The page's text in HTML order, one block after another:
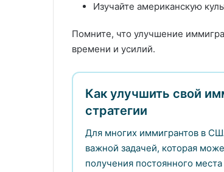
Изучайте американскую
Помните, что улучшение
времени и усилий.
Как улучшить свой
стратегии
Для многих иммигрантов в
важной задачей, которая
получения постоянного